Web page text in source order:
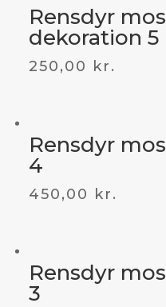
Rensdyr mos
dekoration 5
250,00 kr.
Rensdyr mos
4
450,00 kr.
Rensdyr mos
3